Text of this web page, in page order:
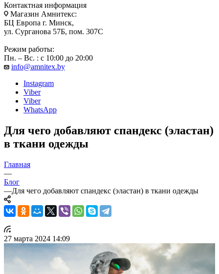
Контактная информация
Магазин Амнитекс:
БЦ Европа г. Минск,
ул. Сурганова 57Б, пом. 307С
Режим работы:
Пн. – Вс. : с 10:00 до 20:00
info@amnitex.by
Instagram
Viber
Viber
WhatsApp
Для чего добавляют спандекс (эластан)
в ткани одежды
Главная
—
Блог
—Для чего добавляют спандекс (эластан) в ткани одежды
27 марта 2024 14:09